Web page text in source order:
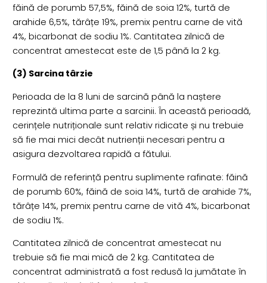
făină de porumb 57,5%, făină de soia 12%, turtă de
arahide 6,5%, tărâțe 19%, premix pentru carne de vită
4%, bicarbonat de sodiu 1%. Cantitatea zilnică de
concentrat amestecat este de 1,5 până la 2 kg.
(3) Sarcina târzie
Perioada de la 8 luni de sarcină până la naștere
reprezintă ultima parte a sarcinii. În această perioadă,
cerințele nutriționale sunt relativ ridicate și nu trebuie
să fie mai mici decât nutrienții necesari pentru a
asigura dezvoltarea rapidă a fătului.
Formulă de referință pentru suplimente rafinate: făină
de porumb 60%, făină de soia 14%, turtă de arahide 7%,
tărâțe 14%, premix pentru carne de vită 4%, bicarbonat
de sodiu 1%.
Cantitatea zilnică de concentrat amestecat nu
trebuie să fie mai mică de 2 kg. Cantitatea de
concentrat administrată a fost redusă la jumătate în